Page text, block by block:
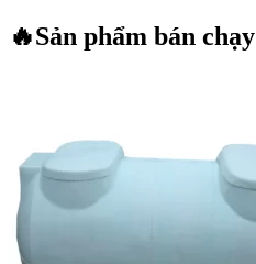
🔥Sản phẩm bán chạy